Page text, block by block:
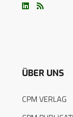
ÜBER UNS
CPM VERLAG